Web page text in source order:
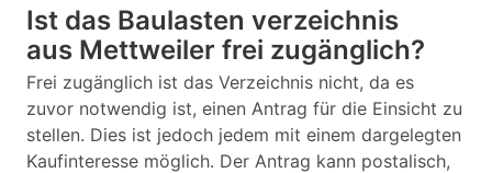
Ist das Baulasten verzeichnis
aus Mettweiler frei zugänglich?
Frei zugänglich ist das Verzeichnis nicht, da es
zuvor notwendig ist, einen Antrag für die Einsicht zu
stellen. Dies ist jedoch jedem mit einem dargelegten
Kaufinteresse möglich. Der Antrag kann postalisch,